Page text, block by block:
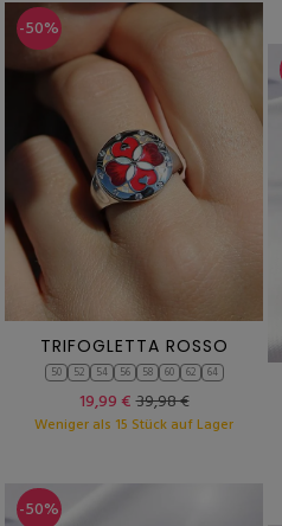
-50%
TRIFOGLETTA ROSSO
50 52 54 56 58 60 62 64
19,99 €39,98 €
Weniger als 15 Stück auf Lager
-50%